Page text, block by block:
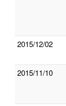
2015/12/02
2015/11/10